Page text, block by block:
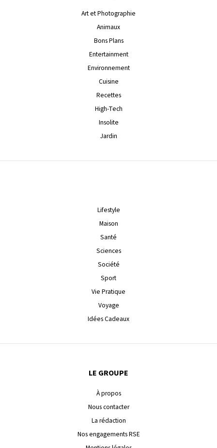
Art et Photographie
Animaux
Bons Plans
Entertainment
Environnement
Cuisine
Recettes
High-Tech
Insolite
Jardin
Lifestyle
Maison
Santé
Sciences
Société
Sport
Vie Pratique
Voyage
Idées Cadeaux
LE GROUPE
À propos
Nous contacter
La rédaction
Nos engagements RSE